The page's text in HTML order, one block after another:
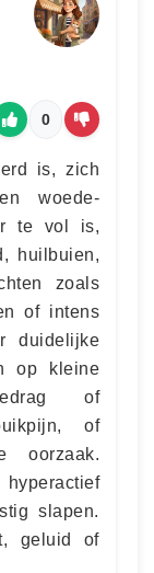
0
is, zich
woede-
te vol is,
huilbuien,
zoals
of intens
duidelijke
op kleine
of
of
oorzaak.
slapen.
geluid of